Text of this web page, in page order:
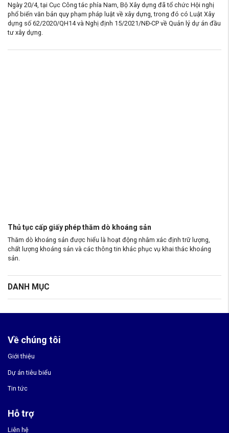
Ngày 20/4, tại Cục Công tác phía Nam, Bộ Xây dựng đã tổ chức Hội nghị
phổ biến văn bản quy phạm pháp luật về xây dựng, trong đó có Luật Xây
dựng số 62/2020/QH14 và Nghị định 15/2021/NĐ-CP về Quản lý dự án đầu
tư xây dựng.
Thủ tục cấp giấy phép thăm dò khoáng sản
Thăm dò khoáng sản được hiểu là hoạt động nhằm xác định trữ lượng,
chất lượng khoáng sản và các thông tin khác phục vụ khai thác khoáng
sản.
DANH MỤC
Về chúng tôi
Giới thiệu
Dự án tiêu biểu
Tin tức
Hỗ trợ
Liên hệ